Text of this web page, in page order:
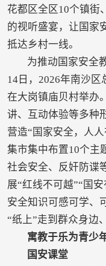
花都区全区10个镇街
的视听盛宴，让国家
抵达乡村一线。
为推动国家安全
14日，2026年南沙区
在大岗镇庙贝村举办
讲、互动体验等多种
营造“国家安全，人
集市集中布置10个主
社会安全、反奸防谍
展“红线不可越”“国
安全知识可感可学、
“纸上”走到群众身边
寓教于乐为青少
国安课堂